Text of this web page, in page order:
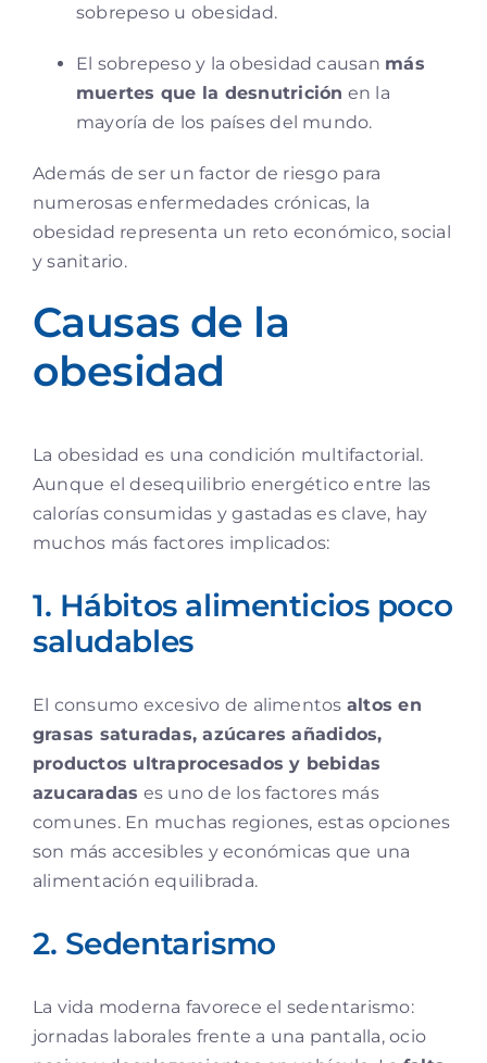
sobrepeso u obesidad.
El sobrepeso y la obesidad causan más
muertes que la desnutrición en la
mayoría de los países del mundo.
Además de ser un factor de riesgo para
numerosas enfermedades crónicas, la
obesidad representa un reto económico, social
y sanitario.
Causas de la
obesidad
La obesidad es una condición multifactorial.
Aunque el desequilibrio energético entre las
calorías consumidas y gastadas es clave, hay
muchos más factores implicados:
1. Hábitos alimenticios poco
saludables
El consumo excesivo de alimentos altos en
grasas saturadas, azúcares añadidos,
productos ultraprocesados y bebidas
azucaradas es uno de los factores más
comunes. En muchas regiones, estas opciones
son más accesibles y económicas que una
alimentación equilibrada.
2. Sedentarismo
La vida moderna favorece el sedentarismo:
jornadas laborales frente a una pantalla, ocio